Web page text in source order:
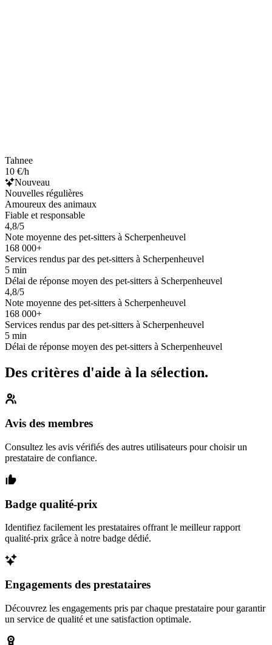
Tahnee
10 €/h
Nouveau
Nouvelles régulières
Amoureux des animaux
Fiable et responsable
4,8/5
Note moyenne des pet-sitters à Scherpenheuvel
168 000+
Services rendus par des pet-sitters à Scherpenheuvel
5 min
Délai de réponse moyen des pet-sitters à Scherpenheuvel
4,8/5
Note moyenne des pet-sitters à Scherpenheuvel
168 000+
Services rendus par des pet-sitters à Scherpenheuvel
5 min
Délai de réponse moyen des pet-sitters à Scherpenheuvel
Des critères d'aide à la sélection.
Avis des membres
Consultez les avis vérifiés des autres utilisateurs pour choisir un
prestataire de confiance.
Badge qualité-prix
Identifiez facilement les prestataires offrant le meilleur rapport
qualité-prix grâce à notre badge dédié.
Engagements des prestataires
Découvrez les engagements pris par chaque prestataire pour garantir
un service de qualité et une satisfaction optimale.